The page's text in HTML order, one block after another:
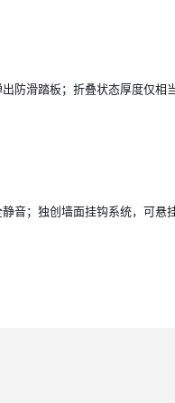
防滑踏板；折叠状态厚度仅相
音；独创墙面挂钩系统，可悬